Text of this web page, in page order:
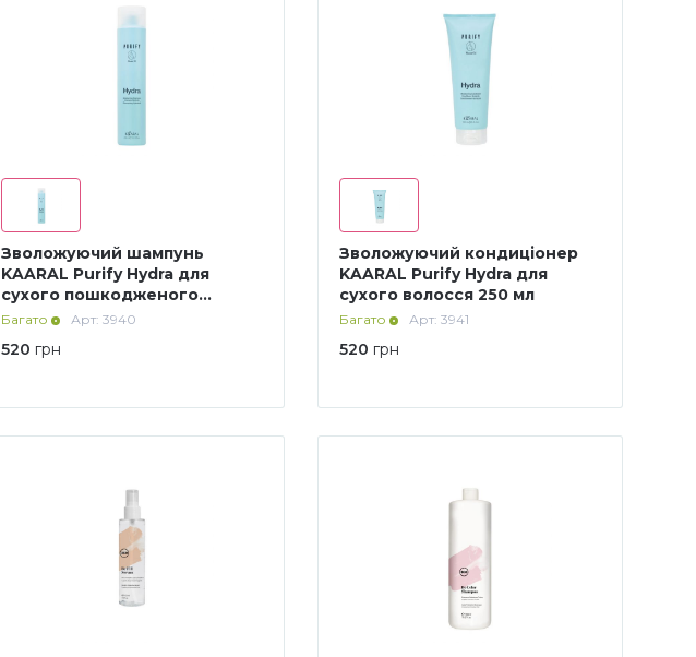
Зволожуючий шампунь
KAARAL Purify Hydra для
сухого пошкодженого
волосся 300 мл
Багато Арт: 3940
520 грн
Зволожуючий кондиціонер
KAARAL Purify Hydra для
сухого волосся 250 мл
Багато Арт: 3941
520 грн